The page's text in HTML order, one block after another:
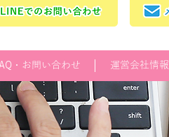
・お問い合わせ 運営会社情報